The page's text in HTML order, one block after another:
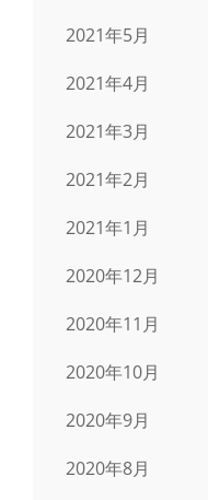
2021年5月
2021年4月
2021年3月
2021年2月
2021年1月
2020年12月
2020年11月
2020年10月
2020年9月
2020年8月